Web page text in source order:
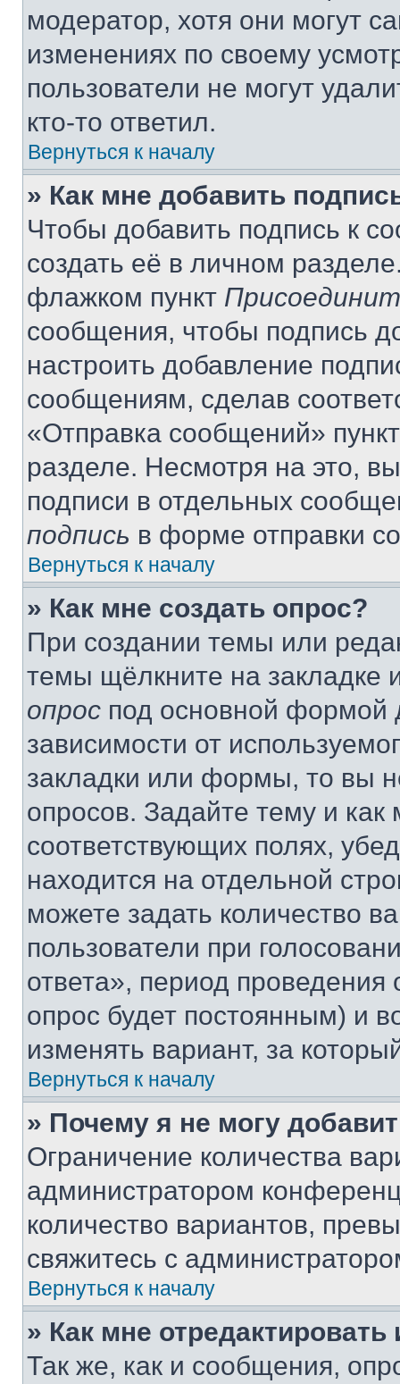
модератор, хотя они могут
изменениях по своему
пользователи не могут
кто-то ответил.
Вернуться к началу
» Как мне добавить
Чтобы добавить подпись к
создать её в личном
флажком пункт
сообщения, чтобы подпись
настроить добавление
сообщениям, сделав
«Отправка сообщений»
разделе. Несмотря на это,
подписи в отдельных
подпись в форме отправки
Вернуться к началу
» Как мне создать опрос?
При создании темы или
темы щёлкните на
опрос под основной формой
зависимости от
закладки или формы, то вы
опросов. Задайте тему и
соответствующих полях,
находится на отдельной
можете задать количество
пользователи при
ответа», период проведения
опрос будет постоянным) и
изменять вариант, за
Вернуться к началу
» Почему я не могу
Ограничение количества
администратором
количество вариантов,
свяжитесь с
Вернуться к началу
» Как мне
Так же, как и сообщения,